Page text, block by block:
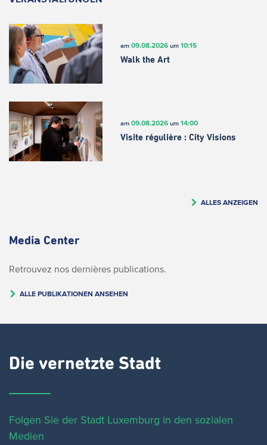
am 09.08.2026um 10:15
Walk the Art
am 09.08.2026um 14:00
Visite régulière : City Visions
ALLES ANZEIGEN
Media Center
Retrouvez nos dernières publications.
ALLE PUBLIKATIONEN ANSEHEN
Die vernetzte Stadt
Folgen Sie der Stadt Luxemburg in den sozialen
Medien